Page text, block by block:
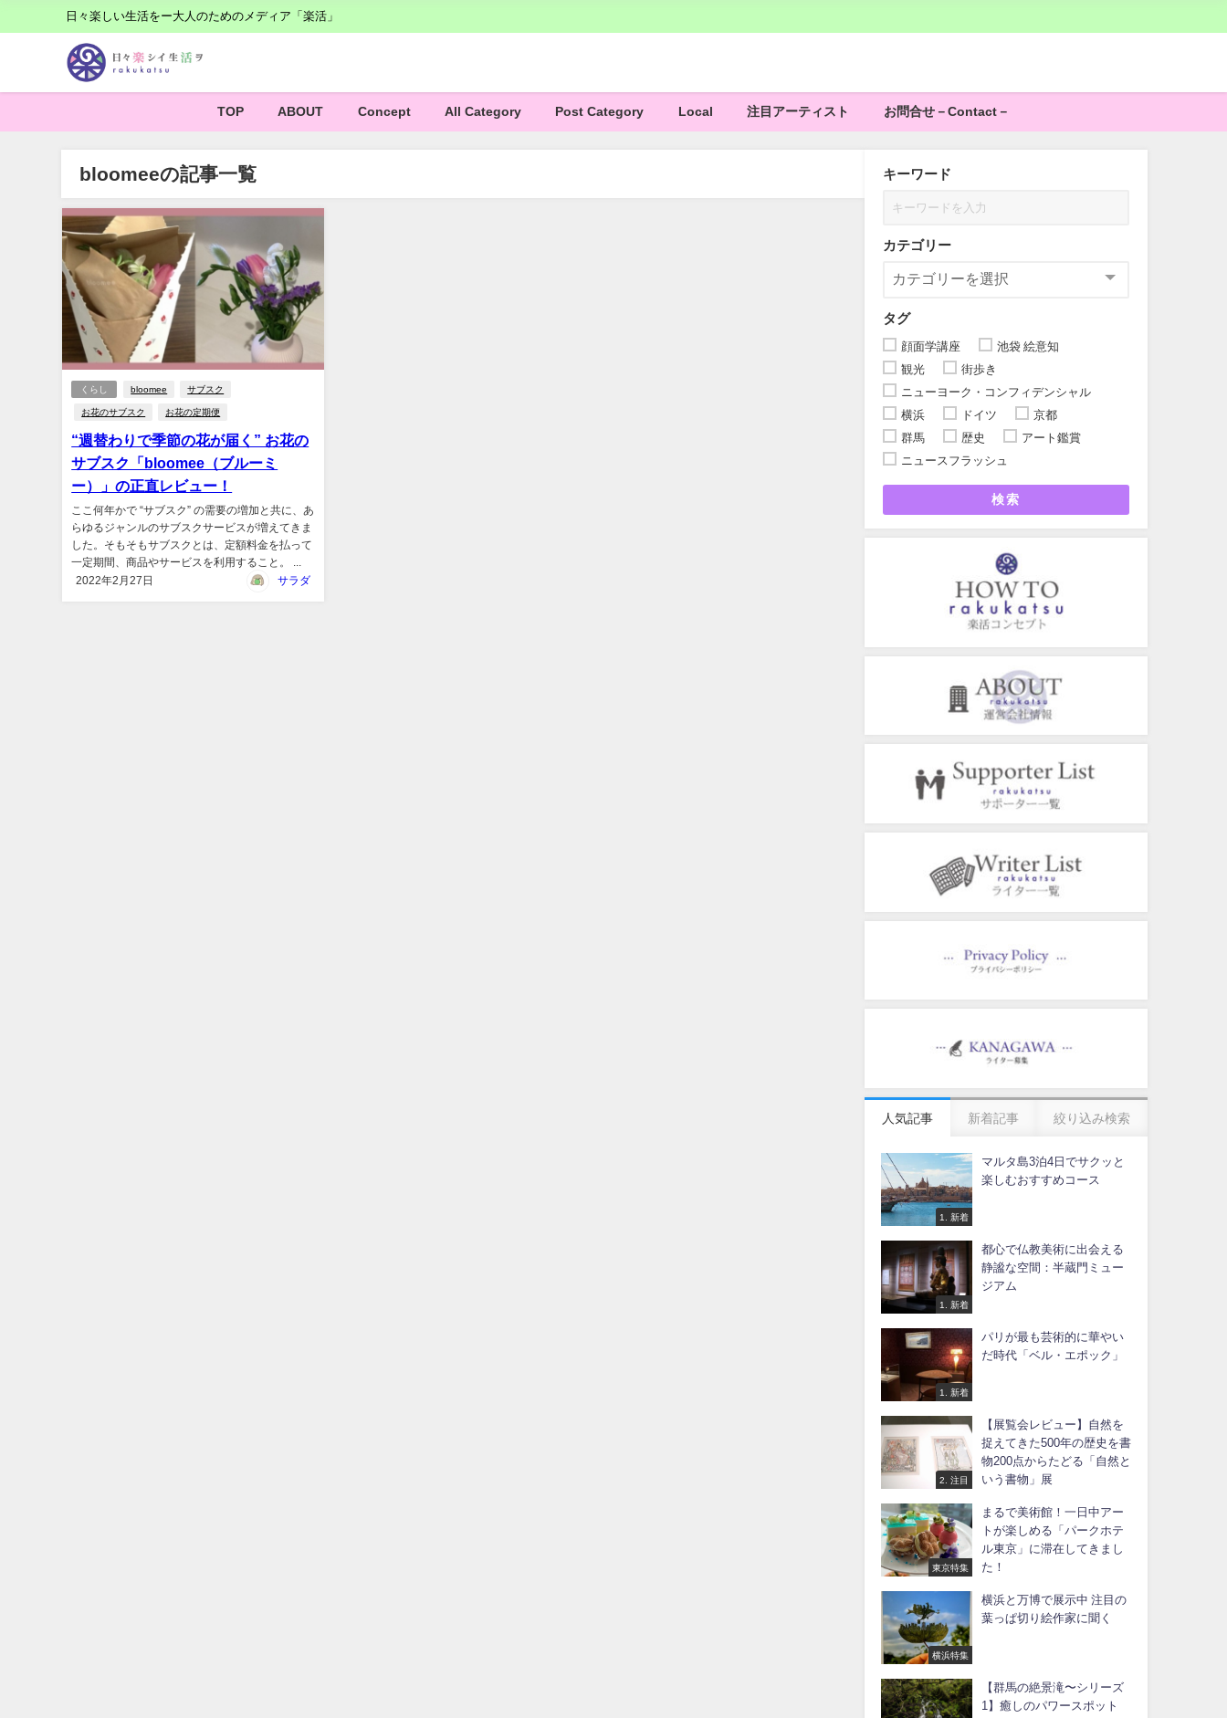
日々楽しい生活をー大人のためのメディア「楽活」
TOP ABOUT Concept All Category Post Category Local 注目アーティスト お問合せ－Contact－
bloomeeの記事一覧
くらし bloomee サブスク
お花のサブスク お花の定期便
“週替わりで季節の花が届く” お花の
サブスク「bloomee（ブルーミ
ー）」の正直レビュー！
ここ何年かで “サブスク” の需要の増加と共に、あ
らゆるジャンルのサブスクサービスが増えてきま
した。そもそもサブスクとは、定額料金を払って
一定期間、商品やサービスを利用すること。 ...
2022年2月27日
サラダ
キーワード
カテゴリー
タグ
顔面学講座
池袋 絵意知
観光
街歩き
ニューヨーク・コンフィデンシャル
横浜
ドイツ
京都
群馬
歴史
アート鑑賞
ニュースフラッシュ
検索
人気記事 新着記事 絞り込み検索
1. 新着
マルタ島3泊4日でサクッと
楽しむおすすめコース
1. 新着
都心で仏教美術に出会える
静謐な空間：半蔵門ミュー
ジアム
1. 新着
パリが最も芸術的に華やい
だ時代「ベル・エポック」
2. 注目
【展覧会レビュー】自然を
捉えてきた500年の歴史を書
物200点からたどる「自然と
いう書物」展
東京特集
まるで美術館！一日中アー
トが楽しめる「パークホテ
ル東京」に滞在してきまし
た！
横浜特集
横浜と万博で展示中 注目の
葉っぱ切り絵作家に聞く
【群馬の絶景滝〜シリーズ
1】癒しのパワースポット